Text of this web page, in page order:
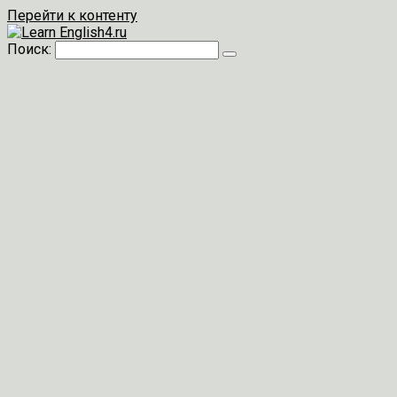
Перейти к контенту
Поиск: